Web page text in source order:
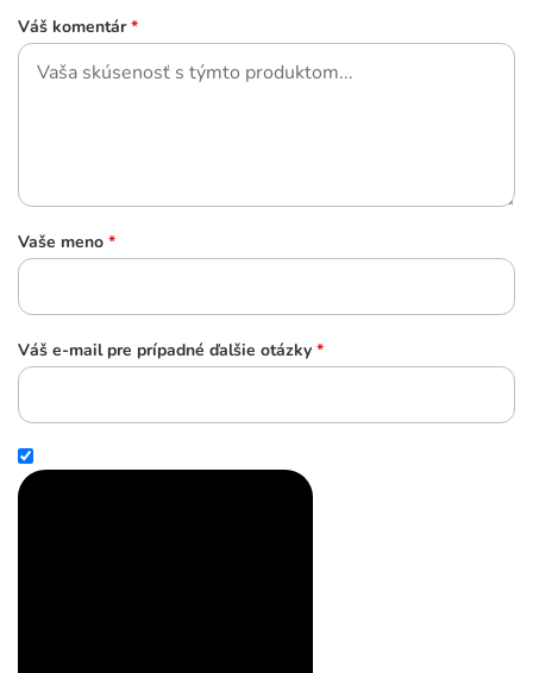
Váš komentár *
Vaše meno *
Váš e-mail pre prípadné ďalšie otázky *